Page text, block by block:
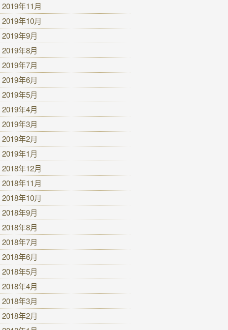
2019年11月
2019年10月
2019年9月
2019年8月
2019年7月
2019年6月
2019年5月
2019年4月
2019年3月
2019年2月
2019年1月
2018年12月
2018年11月
2018年10月
2018年9月
2018年8月
2018年7月
2018年6月
2018年5月
2018年4月
2018年3月
2018年2月